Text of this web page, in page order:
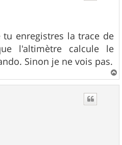
enregistres la trace de
l'altimètre calcule le
Sinon je ne vois pas.
a